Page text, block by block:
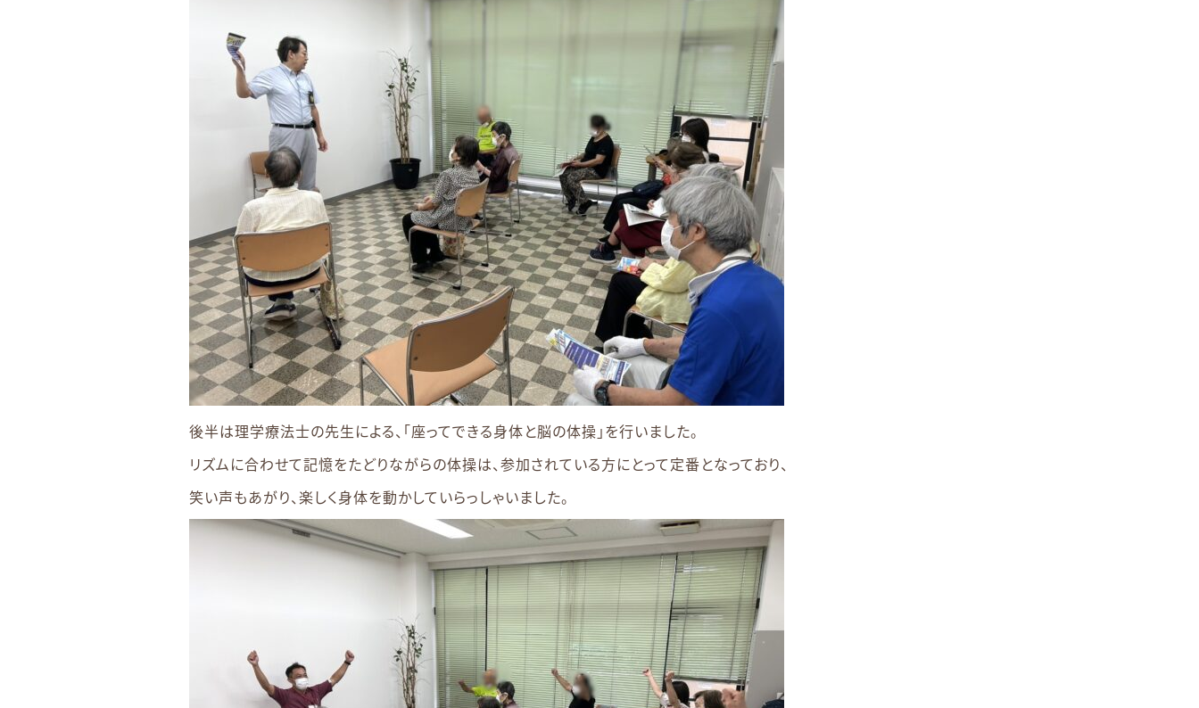
後半は理学療法士の先生による、「座ってできる身体と脳の体操」を行いました。
リズムに合わせて記憶をたどりながらの体操は、参加されている方にとって定番となっており、
笑い声もあがり、楽しく身体を動かしていらっしゃいました。